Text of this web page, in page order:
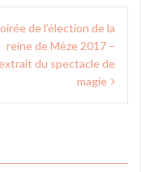
de l’élection de la
reine de Mèze 2017 –
du spectacle de
magie